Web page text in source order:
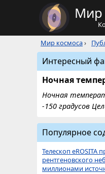
Мир
Мир космоса›
Интересный
Ночная
Ночная
-150 градусов
Популярное
Телескоп eROSITA
рентгеновского
миллионами